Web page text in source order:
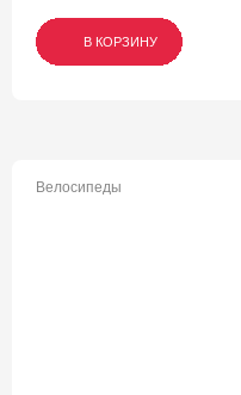
В КОРЗИНУ
В КОРЗИНУ
В КОРЗИНУ
Велосипеды